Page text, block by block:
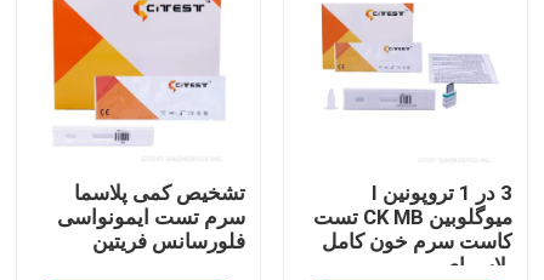
تور کارخانه
کنترل کیفیت
با ما تماس بگیرید
اخبار
3 در 1 تروپونین I
میوگلوبین CK MB تست
کاست سرم خون کامل
پلاسمای
تشخیص کمی پلاسما
سرم تست ایمونواسی
فلورسانس فریتین